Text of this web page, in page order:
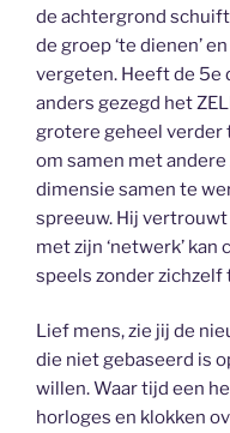
de achtergrond
de groep ‘te dienen’
vergeten. Heeft de 5e
anders gezegd het
grotere geheel verder
om samen met
dimensie samen te
spreeuw. Hij
met zijn ‘netwerk’
speels zonder zichzelf
Lief mens, zie jij de
die niet gebaseerd is
willen. Waar tijd een
horloges en klokken